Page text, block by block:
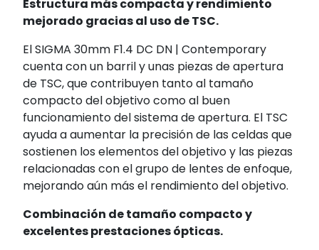
Estructura más compacta y rendimiento
mejorado gracias al uso de TSC.
El SIGMA 30mm F1.4 DC DN | Contemporary
cuenta con un barril y unas piezas de apertura
de TSC, que contribuyen tanto al tamaño
compacto del objetivo como al buen
funcionamiento del sistema de apertura. El TSC
ayuda a aumentar la precisión de las celdas que
sostienen los elementos del objetivo y las piezas
relacionadas con el grupo de lentes de enfoque,
mejorando aún más el rendimiento del objetivo.
Combinación de tamaño compacto y
excelentes prestaciones ópticas.